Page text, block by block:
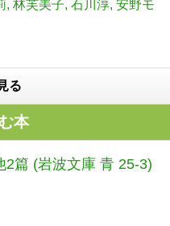
林芙美子 石川淳 安野モ
る
本
2篇 (岩波文庫 青 25-3)